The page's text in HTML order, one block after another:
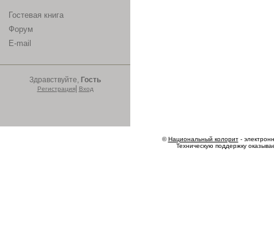
Гостевая книга
Форум
E-mail
Здравствуйте, Гость
Регистрация| Вход
©Национальный колорит-
Техническую поддержку